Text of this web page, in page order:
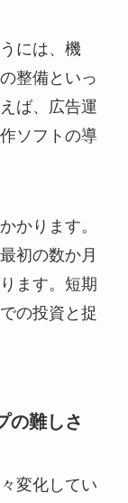
には、機
整備といっ
ば、広告運
ソフトの導
かります。
初の数か月
ます。短期
の投資と捉
の難しさ
変化してい